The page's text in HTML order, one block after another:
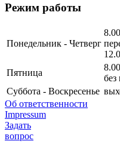
Режим работы
Понедельник - Четверг
Пятница
без
Суббота - Воскресенье
Об ответственности
Impressum
Задать
вопрос